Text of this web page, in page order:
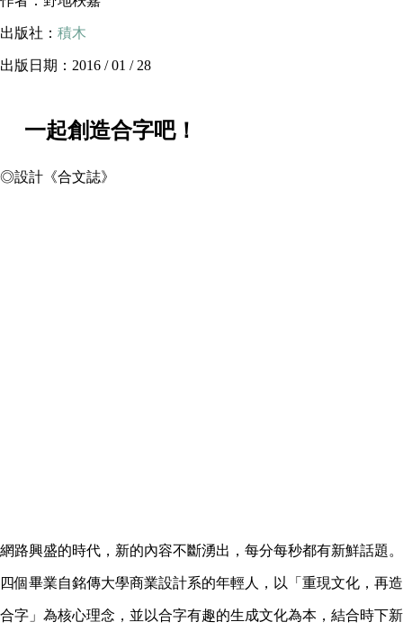
出版社： 積木
出版日期：2016 / 01 / 28
一起創造合字吧！
◎設計《合文誌》
網路興盛的時代，新的內容不斷湧出，每分每秒都有新鮮話題。
四個畢業自銘傳大學商業設計系的年輕人，以「重現文化，再造
合字」為核心理念，並以合字有趣的生成文化為本，結合時下新